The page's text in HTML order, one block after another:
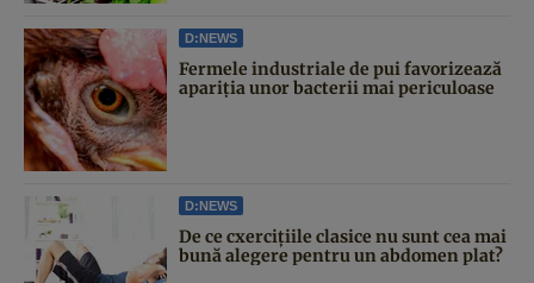
D:NEWS
Fermele industriale de pui favorizează
apariția unor bacterii mai periculoase
D:NEWS
De ce cxercițiile clasice nu sunt cea mai
bună alegere pentru un abdomen plat?